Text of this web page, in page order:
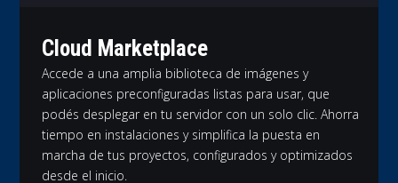
Cloud Marketplace
Accede a una amplia biblioteca de imágenes y
aplicaciones preconfiguradas listas para usar, que
podés desplegar en tu servidor con un solo clic. Ahorra
tiempo en instalaciones y simplifica la puesta en
marcha de tus proyectos, configurados y optimizados
desde el inicio.